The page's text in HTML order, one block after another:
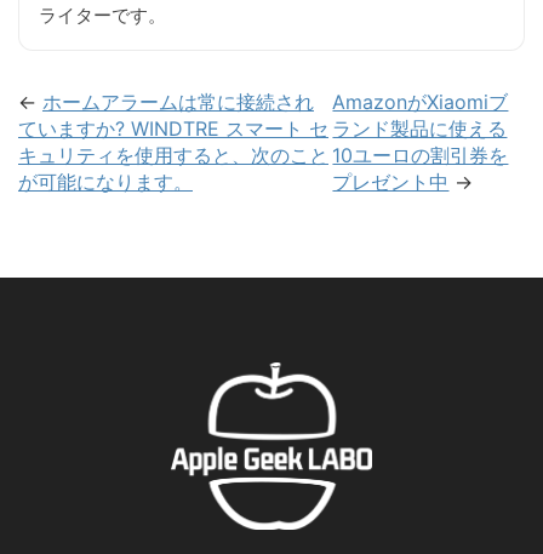
ライターです。
← ホームアラームは常に接続され
ていますか? WINDTRE スマート セ
キュリティを使用すると、次のこと
が可能になります。
AmazonがXiaomiブ
ランド製品に使える
10ユーロの割引券を
プレゼント中 →